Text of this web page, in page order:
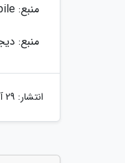
منبع: Sam Mobile
منبع:
انتشار: 29 آبان 1399